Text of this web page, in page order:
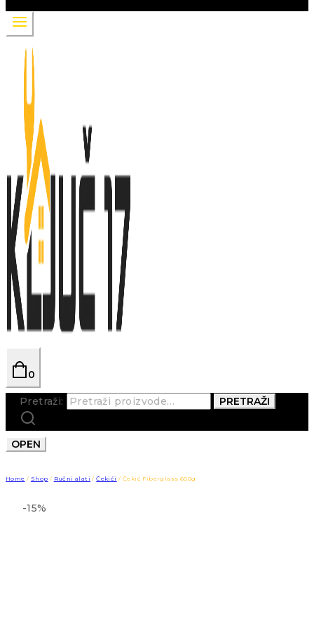
0
Pretraži: PRETRAŽI
OPEN
Home / Shop / Ručni alati / Čekići / Čekić Fiberglass 600g
-15%